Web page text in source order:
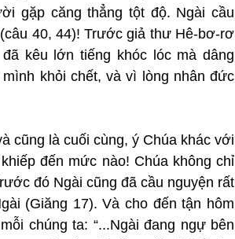
gặp căng thẳng tột độ. Ngài cầu
40, 44)! Trước giả thư Hê-bơ-rơ
kêu lớn tiếng khóc lóc mà dâng
khỏi chết, và vì lòng nhân đức
cũng là cuối cùng, ý Chúa khác với
đến mức nào! Chúa không chỉ
đó Ngài cũng đã cầu nguyện rất
(Giăng 17). Và cho đến tận hôm
chúng ta: “...Ngài đang ngự bên